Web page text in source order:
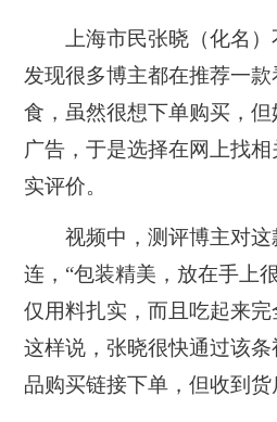
上海市民张晓（化名）
发现很多博主都在推荐一
食，虽然很想下单购买，
广告，于是选择在网上找
实评价。
视频中，测评博主对这
连，“包装精美，放在手上
仅用料扎实，而且吃起来
这样说，张晓很快通过该
品购买链接下单，但收到货